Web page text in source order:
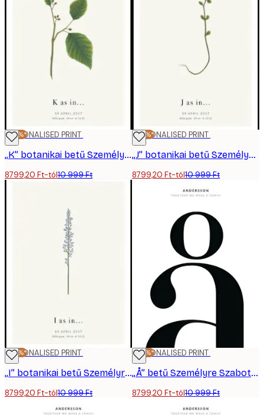
-20%*
PERSONALISED PRINT
„K” botanikai betű Személyre Szabott Poszter
8799,20 Ft-tól10 999 Ft
-20%*
PERSONALISED PRINT
„J” botanikai betű Személyre Szabott Poszter
8799,20 Ft-tól10 999 Ft
-20%*
PERSONALISED PRINT
„I” botanikai betű Személyre Szabott Poszter
8799,20 Ft-tól10 999 Ft
-20%*
PERSONALISED PRINT
„Å” betű Személyre Szabott Poszter
8799,20 Ft-tól10 999 Ft